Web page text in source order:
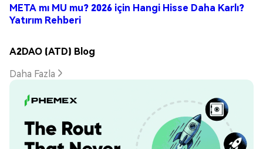
META mı MU mu? 2026 için Hangi Hisse Daha Karlı?
Yatırım Rehberi
A2DAO (ATD) Blog
Daha Fazla